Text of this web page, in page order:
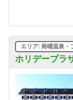
ホリデープラ
エリア: 発哺温泉・